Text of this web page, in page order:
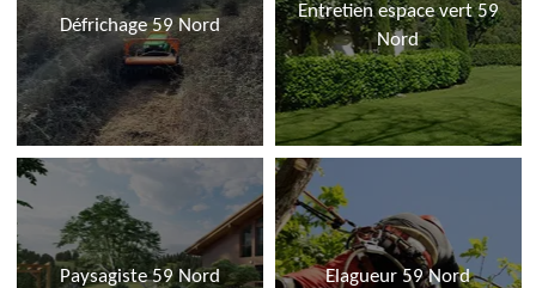
Défrichage 59 Nord
Entretien espace vert 59
Nord
Paysagiste 59 Nord Elagueur 59 Nord